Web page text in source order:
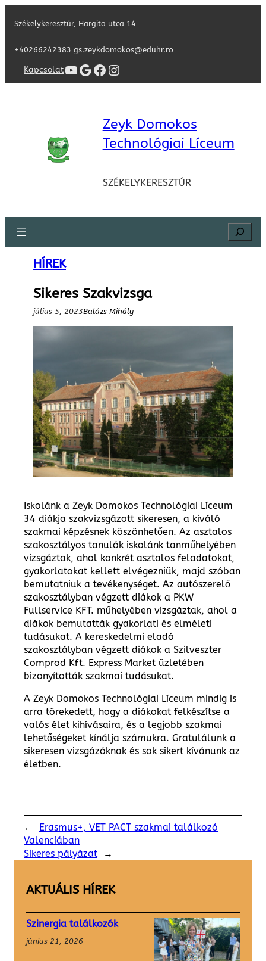
Székelykeresztúr, Hargita utca 14
+40266242383 gs.zeykdomokos@eduhr.ro
KapcsolatYouTube
Google
Facebook
Instagram
Zeyk Domokos
Technológiai Líceum
SZÉKELYKERESZTÚR
Search
HÍREK
Sikeres Szakvizsga
július 5, 2023Balázs Mihály
Iskolánk a Zeyk Domokos Technológiai Líceum
34 diákja szakvizsgázott sikeresen, a kiváló
szakmai képzésnek köszönhetően. Az asztalos
szakosztályos tanulók iskolánk tanműhelyében
vizsgáztak, ahol konkrét asztalos feladatokat,
gyakorlatokat kellett elvégezniük, majd szóban
bemutatniuk a tevékenységet. Az autószerelő
szakosztályban végzett diákok a PKW
Fullservice KFT. műhelyében vizsgáztak, ahol a
diákok bemutatták gyakorlati és elméleti
tudásukat. A kereskedelmi eladó
szakosztályban végzett diákok a Szilveszter
Comprod Kft. Express Market üzletében
bizonyították szakmai tudásukat.
A Zeyk Domokos Technológiai Líceum mindig is
arra törekedett, hogy a diákokat felkészítse a
valós élet kihívásaira, és a legjobb szakmai
lehetőségeket kínálja számukra. Gratulálunk a
sikeresen vizsgázóknak és sok sikert kívánunk az
életben.
←
Erasmus+, VET PACT szakmai találkozó
Valenciában
Sikeres pályázat
→
AKTUÁLIS HÍREK
Szinergia találkozók
június 21, 2026